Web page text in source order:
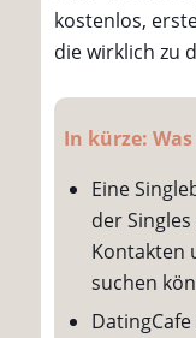
kostenlos,
die wirklich zu
In kürze:
Eine
der
Kontakten
suchen